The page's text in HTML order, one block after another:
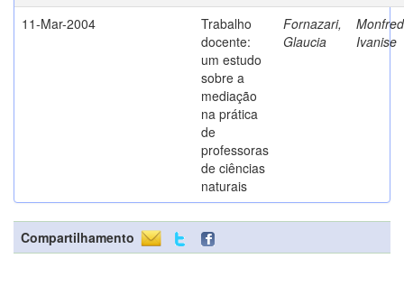
11-Mar-2004
Trabalho
docente:
um estudo
sobre a
mediação
na prática
de
professoras
de ciências
naturais
Fornazari,
Glaucia
Ivanise
Compartilhamento